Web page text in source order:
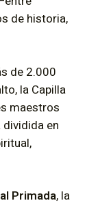
de historia,
de 2.000
la Capilla
maestros
dividida en
Primada, la